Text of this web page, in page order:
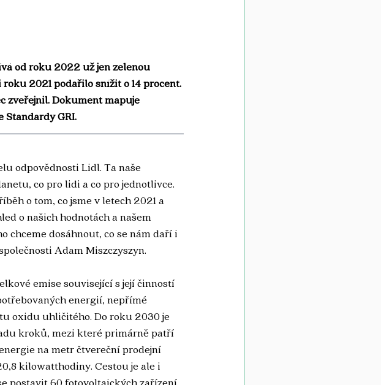
od roku 2022 už jen zelenou
2021 podařilo snížit o 14 procent.
zveřejnil. Dokument mapuje
Standardy GRI.
odpovědnosti Lidl. Ta naše
co pro lidi a co pro jednotlivce.
o tom, co jsme v letech 2021 a
o našich hodnotách a našem
chceme dosáhnout, co se nám daří i
Adam Miszczyszyn.
emise související s její činností
energií, nepřímé
oxidu uhličitého. Do roku 2030 je
kroků, mezi které primárně patří
na metr čtvereční prodejní
kilowatthodiny. Cestou je ale i
postavit 60 fotovoltaických zařízení